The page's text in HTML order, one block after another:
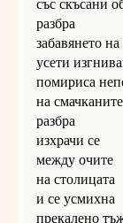
със скъсани
разбра
забавянето
усети
помириса
на
разбра
изхрачи се
между очите
на столицата
и се усмихна
прекалено